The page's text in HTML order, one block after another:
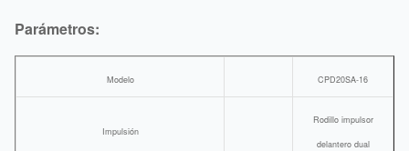
Parámetros:
Modelo CPD20SA-16
Impulsión
Rodillo impulsor
delantero dual